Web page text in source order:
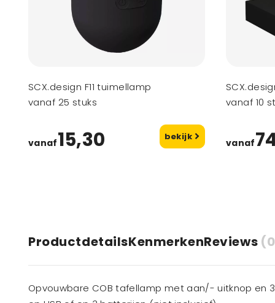
SCX.design F11 tuimellamp
vanaf 25 stuks
vanaf15,30 bekijk
vanaf 10
vanaf
ProductdetailsKenmerkenReviews
Opvouwbare COB tafellamp met aan/- uitknop en